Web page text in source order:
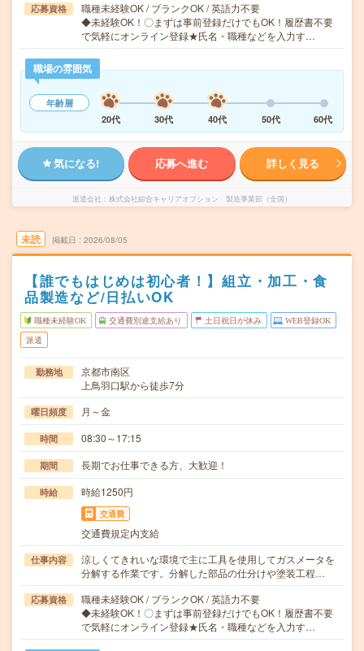
応募資格
職種未経験OK / ブランクOK / 英語力不要
◆未経験OK！〇まずは事前登録だけでもOK！履歴書不要
で気軽にオンライン登録★氏名・職種などを入力す…
職場の雰囲気
年齢層
20代
30代 40代 50代 60代
気になる! 応募へ進む 詳しく見る
派遣会社 株式会社綜合キャリアオプション 製造事業部（全国）
未読 掲載日 2026/08/05
【誰でもはじめは初心者！】組立・加工・食
品製造など/日払いOK
職種未経験OK 交通費別途支給あり 土日祝日が休み WEB登録OK
派遣
勤務地
京都市南区
上鳥羽口駅から徒歩7分
曜日頻度 月～金
時間 08:30～17:15
期間 長期でお仕事できる方、大歓迎！
時給 時給1250円
交通費
交通費規定内支給
仕事内容
涼しくてきれいな環境で主に工具を使用してガスメータを
分解する作業です。分解した部品の仕分けや塗装工程…
応募資格
職種未経験OK / ブランクOK / 英語力不要
◆未経験OK！〇まずは事前登録だけでもOK！履歴書不要
で気軽にオンライン登録★氏名・職種などを入力す…